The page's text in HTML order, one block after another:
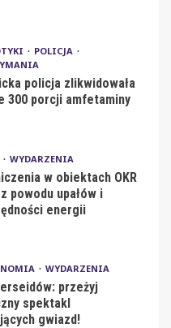
POLICJA
policja zlikwidowała
300 porcji amfetaminy
WYDARZENIA
w obiektach OKR
powodu upałów i
energii
WYDARZENIA
przeżyj
spektakl
gwiazd!